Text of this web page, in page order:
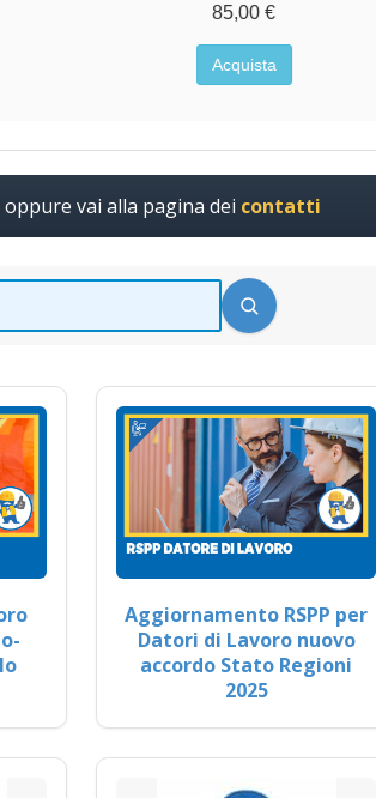
85,00 €
Acquista
oppure vai alla pagina dei contatti
Aggiornamento RSPP per
Datori di Lavoro nuovo
accordo Stato Regioni
2025